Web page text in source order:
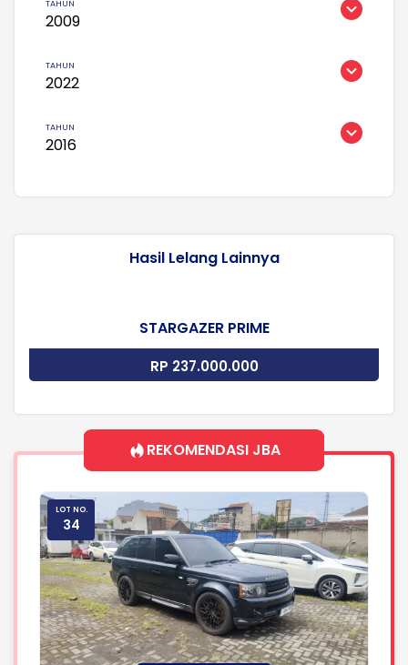
2009
2022
2016
Hasil Lelang Lainnya
STARGAZER PRIME
RP 237.000.000
REKOMENDASI JBA
LOT NO.
34